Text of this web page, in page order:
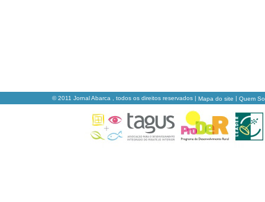
© 2011 Jornal Abarca , todos os direitos reservados | Mapa do site | Quem